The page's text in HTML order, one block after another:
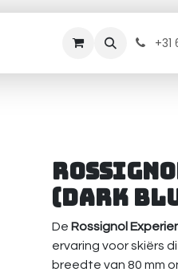
Diensten Contact
+31
(Dark
De Rossignol
ervaring voor skiërs
breedte van 80 mm